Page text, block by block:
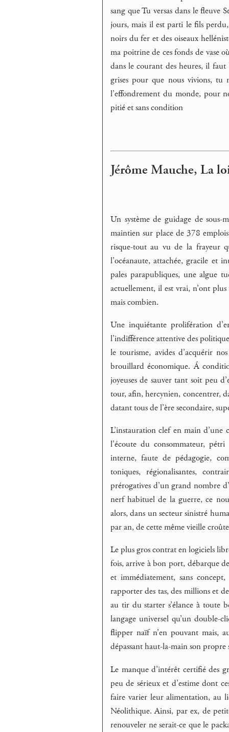
sang que Tu versas dans le
jours, mais il est parti le fils
noirs du fer et des oiseaux
ma poitrine de ces fonds de vase
dans le courant des heures, il
grises pour que nous vivions, tu
l’effondrement du monde, pour
pitié et sans condition
Jérôme Mauche, La
Un système de guidage de sous-
maintien sur place de 378
risque-tout au vu de la frayeur
l’océanaute, attachée, gracile et
pales parapubliques, une algue
actuellement, il est vrai, n’ont
mais combien.
Une inquiétante prolifération
l’indifférence attentive des
le tourisme, avides d’acquérir
brouillard économique. Á
joyeuses de sauver tant soit peu
tour, afin, hercynien, concentrer,
datant tous de l’ère secondaire,
L’instauration clef en main
l’écoute du consommateur,
interne, faute de pédagogie,
toniques, régionalisantes,
prérogatives d’un grand nombre
nerf habituel de la guerre, ce
alors, dans un secteur sinistré
par an, de cette même vieille
Le plus gros contrat en logiciels
fois, arrive à bon port, débarque
et immédiatement, sans
rapporter des tas, des millions et
au tir du starter s’élance à toute
langage universel qu’un
flipper naïf n’en pouvant mais,
dépassant haut-la-main son
Le manque d’intérêt certifié des
peu de sérieux et d’estime dont
faire varier leur alimentation, au
Néolithique. Ainsi, par ex, de
renouveler ne serait-ce que le